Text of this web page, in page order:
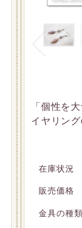
「個性を
イヤリン
在庫状況
販売価格
金具の種類